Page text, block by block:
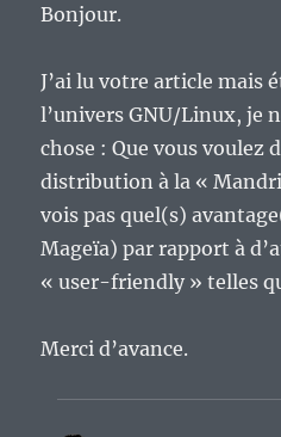
Bonjour.
J’ai lu votre article mais
l’univers GNU/Linux, je
chose : Que vous voulez
distribution à la «
vois pas quel(s)
Mageïa) par rapport à
« user-friendly » telles
Merci d’avance.